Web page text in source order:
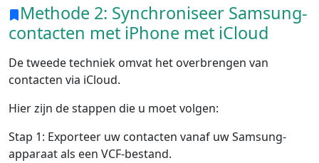
Methode 2: Synchroniseer Samsung-
contacten met iPhone met iCloud
De tweede techniek omvat het overbrengen van
contacten via iCloud.
Hier zijn de stappen die u moet volgen:
Stap 1: Exporteer uw contacten vanaf uw Samsung-
apparaat als een VCF-bestand.